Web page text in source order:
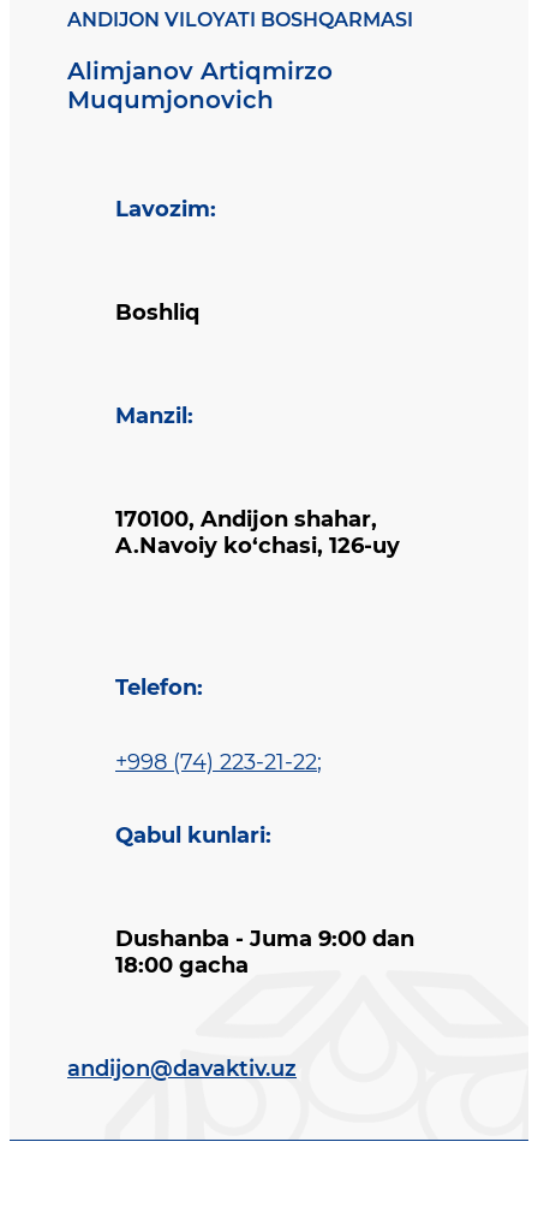
ANDIJON VILOYATI BOSHQARMASI
Alimjanov Artiqmirzo
Muqumjonovich
Lavozim:
Boshliq
Manzil :
170100, Andijon shahar,
A.Navoiy ko‘chasi, 126-uy
Telefon:
+998 (74) 223-21-22;
Qabul kunlari:
Dushanba - Juma 9:00 dan
18:00 gacha
andijon@davaktiv.uz